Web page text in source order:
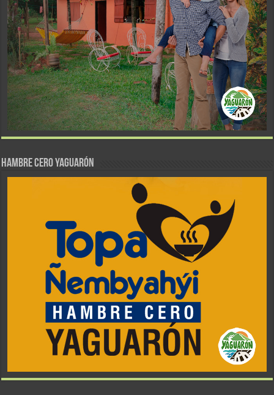
Hambre Cero Yaguarón